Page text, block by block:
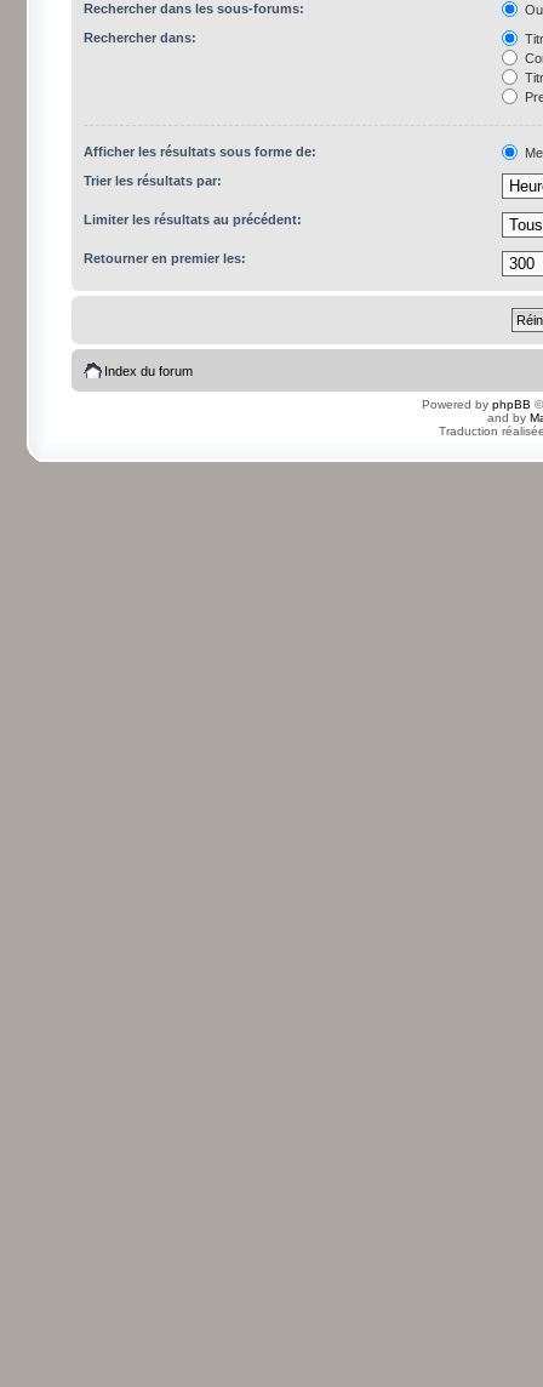
Rechercher dans les sous-forums:
Rechercher dans:
Afficher les résultats sous forme de:
Trier les résultats par:
Limiter les résultats au précédent:
Retourner en premier les:
Index du forum
Powered by phpBB
and by
Traduction